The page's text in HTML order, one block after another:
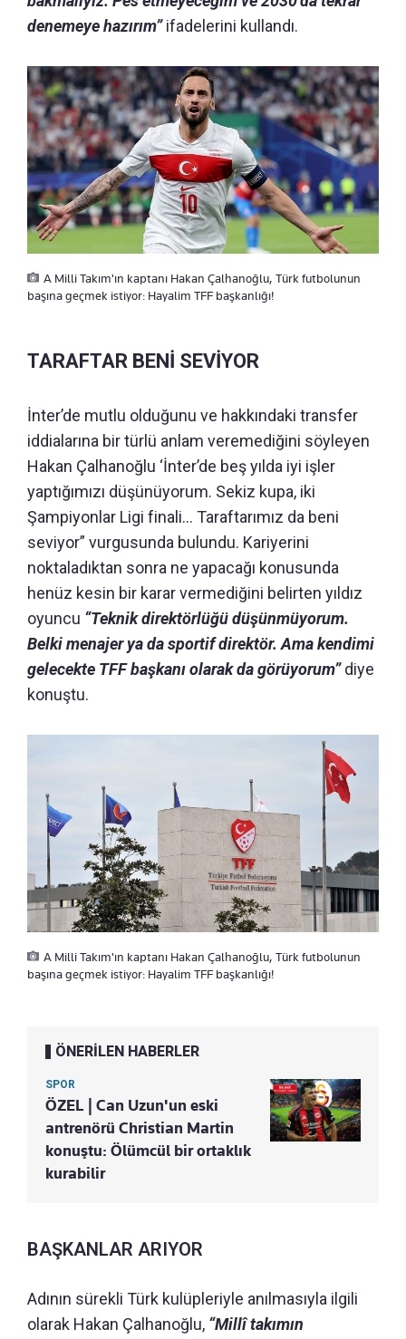
denemeye hazırım”ifadelerini kullandı.
A Milli Takım'ın kaptanı Hakan Çalhanoğlu, Türk futbolunun
başına geçmek istiyor: Hayalim TFF başkanlığı!
TARAFTAR BENİ SEVİYOR
İnter’de mutlu olduğunu ve hakkındaki transfer
iddialarına bir türlü anlam veremediğini söyleyen
Hakan Çalhanoğlu ‘İnter’de beş yılda iyi işler
yaptığımızı düşünüyorum. Sekiz kupa, iki
Şampiyonlar Ligi finali… Taraftarımız da beni
seviyor” vurgusunda bulundu. Kariyerini
noktaladıktan sonra ne yapacağı konusunda
henüz kesin bir karar vermediğini belirten yıldız
oyuncu “Teknik direktörlüğü düşünmüyorum.
Belki menajer ya da sportif direktör. Ama kendimi
gelecekte TFF başkanı olarak da görüyorum”diye
konuştu.
A Milli Takım'ın kaptanı Hakan Çalhanoğlu, Türk futbolunun
başına geçmek istiyor: Hayalim TFF başkanlığı!
ÖNERİLEN HABERLER
SPOR
ÖZEL | Can Uzun'un eski
antrenörü Christian Martin
konuştu: Ölümcül bir ortaklık
kurabilir
BAŞKANLAR ARIYOR
Adının sürekli Türk kulüpleriyle anılmasıyla ilgili
olarak Hakan Çalhanoğlu, “Millî takımın